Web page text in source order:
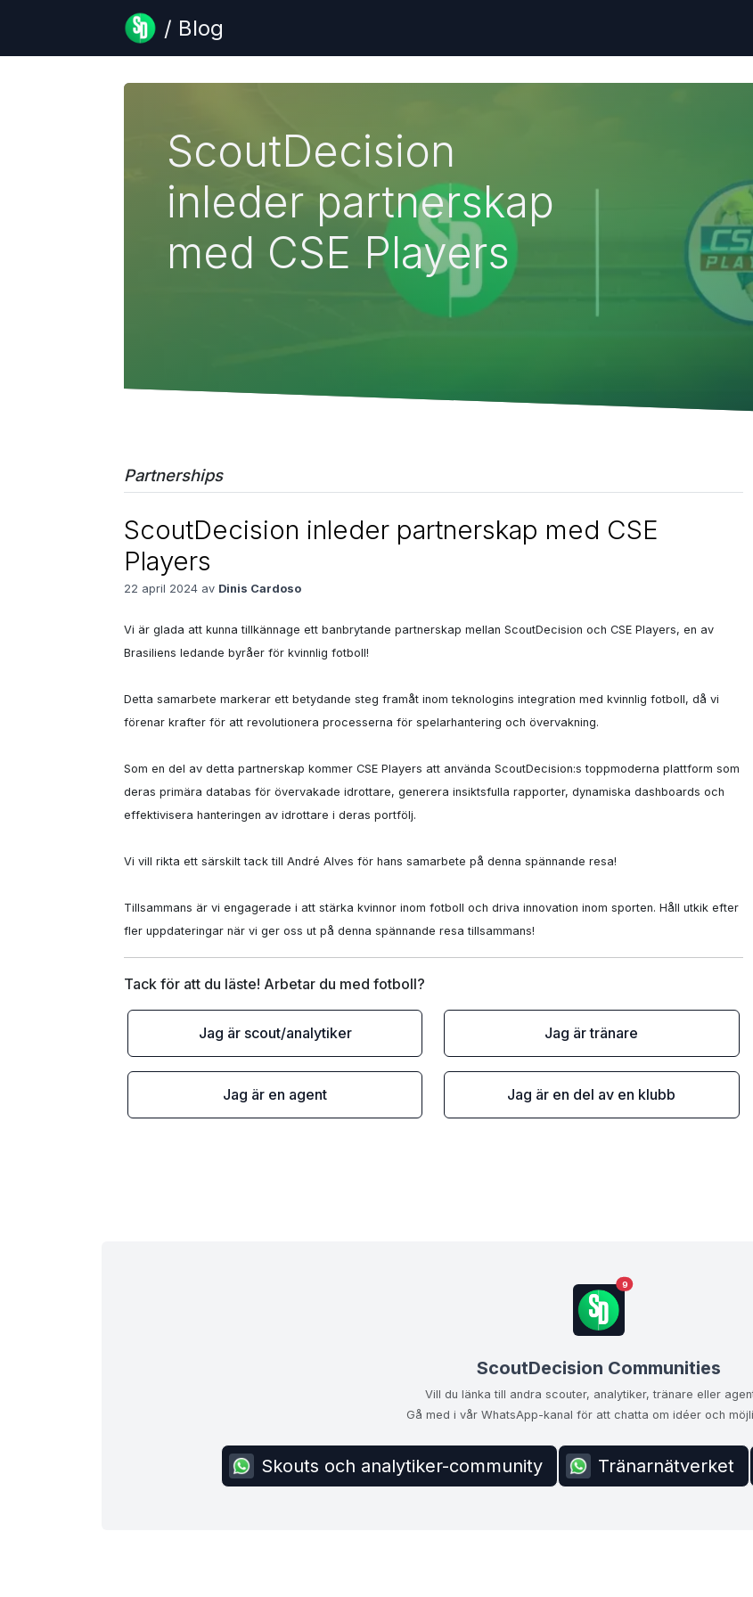
/ Blog
ScoutDecision
inleder partnerskap
med CSE Players
Partnerships
ScoutDecision inleder partnerskap med CSE
Players
22 april 2024 av Dinis Cardoso
Vi är glada att kunna tillkännage ett banbrytande partnerskap mellan ScoutDecision och CSE Players, en av
Brasiliens ledande byråer för kvinnlig fotboll!
Detta samarbete markerar ett betydande steg framåt inom teknologins integration med kvinnlig fotboll, då vi
förenar krafter för att revolutionera processerna för spelarhantering och övervakning.
Som en del av detta partnerskap kommer CSE Players att använda ScoutDecision:s toppmoderna plattform som
deras primära databas för övervakade idrottare, generera insiktsfulla rapporter, dynamiska dashboards och
effektivisera hanteringen av idrottare i deras portfölj.
Vi vill rikta ett särskilt tack till André Alves för hans samarbete på denna spännande resa!
Tillsammans är vi engagerade i att stärka kvinnor inom fotboll och driva innovation inom sporten. Håll utkik efter
fler uppdateringar när vi ger oss ut på denna spännande resa tillsammans!
Tack för att du läste! Arbetar du med fotboll?
Jag är scout/analytiker Jag är tränare
Jag är en agent Jag är en del av en klubb
9
ScoutDecision Communities
Vill du länka till andra scouter, analytiker, tränare eller
Gå med i vår WhatsApp-kanal för att chatta om idéer och
Skouts och analytiker-community Tränarnätverket